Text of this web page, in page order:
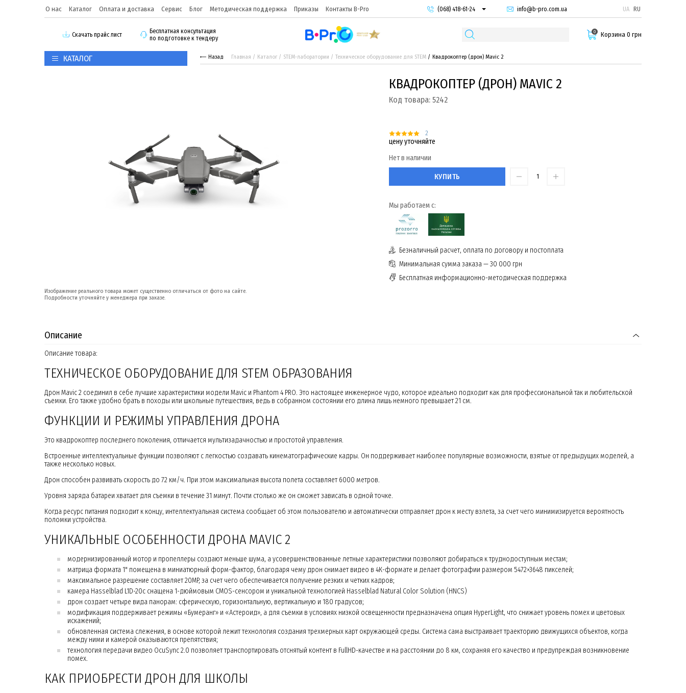
О нас Каталог Оплата и доставка Сервис Блог Методическая поддержка Приказы Контакты B-Pro
(068) 418-61-24
(095) 987-29-55
info@b-pro.com.ua UA RU
Скачать прайс лист
Бесплатная консультация
по подготовке к тендеру
0 Корзина 0 грн
КАТАЛОГ Назад Главная Каталог STEM-лаборатории Техническое оборудование для STEM Квадрокоптер (дрон) Mavic 2
Изображение реального товара может существенно отличаться от фото на сайте.
Подробности уточняйте у менеджера при заказе.
КВАДРОКОПТЕР (ДРОН) MAVIC 2
Код товара: 5242
2
цену уточняйте
Нет в наличии
КУПИТЬ
Мы работаем с:
Безналичный расчет, оплата по договору и постоплата
Минимальная сумма заказа — 30 000 грн
Бесплатная информационно-методическая поддержка
Описание
Описание товара:
ТЕХНИЧЕСКОЕ ОБОРУДОВАНИЕ ДЛЯ STEM ОБРАЗОВАНИЯ
Дрон Mavic 2 соединил в себе лучшие характеристики модели Mavic и Phantom 4 PRO. Это настоящее инженерное чудо, которое идеально подходит как для профессиональной так и любительской
съемки. Его также удобно брать в походы или школьные путешествия, ведь в собранном состоянии его длина лишь немного превышает 21 см.
ФУНКЦИИ И РЕЖИМЫ УПРАВЛЕНИЯ ДРОНА
Это квадрокоптер последнего поколения, отличается мультизадачностью и простотой управления.
Встроенные интеллектуальные функции позволяют с легкостью создавать кинематографические кадры. Он поддерживает наиболее популярные возможности, взятые от предыдущих моделей, а
также несколько новых.
Дрон способен развивать скорость до 72 км/ч. При этом максимальная высота полета составляет 6000 метров.
Уровня заряда батареи хватает для съемки в течение 31 минут. Почти столько же он сможет зависать в одной точке.
Когда ресурс питания подходит к концу, интеллектуальная система сообщает об этом пользователю и автоматически отправляет дрон к месту взлета, за счет чего минимизируется вероятность
поломки устройства.
УНИКАЛЬНЫЕ ОСОБЕННОСТИ ДРОНА MAVIC 2
модернизированный мотор и пропеллеры создают меньше шума, а усовершенствованные летные характеристики позволяют добираться к труднодоступным местам;
матрица формата 1" помещена в миниатюрный форм-фактор, благодаря чему дрон снимает видео в 4К-формате и делает фотографии размером 5472×3648 пикселей;
максимальное разрешение составляет 20MP, за счет чего обеспечивается получение резких и четких кадров;
камера Hasselblad L1D-20c снащена 1-дюймовым CMOS-сенсором и уникальной технологией Hasselblad Natural Color Solution (HNCS)
дрон создает четыре вида панорам: сферическую, горизонтальную, вертикальную и 180 градусов;
модификация поддерживает режимы «Бумеранг» и «Астероид», а для съемки в условиях низкой освещенности предназначена опция HyperLight, что снижает уровень помех и цветовых
искажений;
обновленная система слежения, в основе которой лежит технология создания трехмерных карт окружающей среды. Система сама выстраивает траекторию движущихся объектов, когда
между ними и камерой оказываются препятствия;
технология передачи видео OcuSync 2.0 позволяет транспортировать отснятый контент в FullHD-качестве и на расстоянии до 8 км, сохраняя его качество и предупреждая возникновение
помех.
КАК ПРИОБРЕСТИ ДРОН ДЛЯ ШКОЛЫ